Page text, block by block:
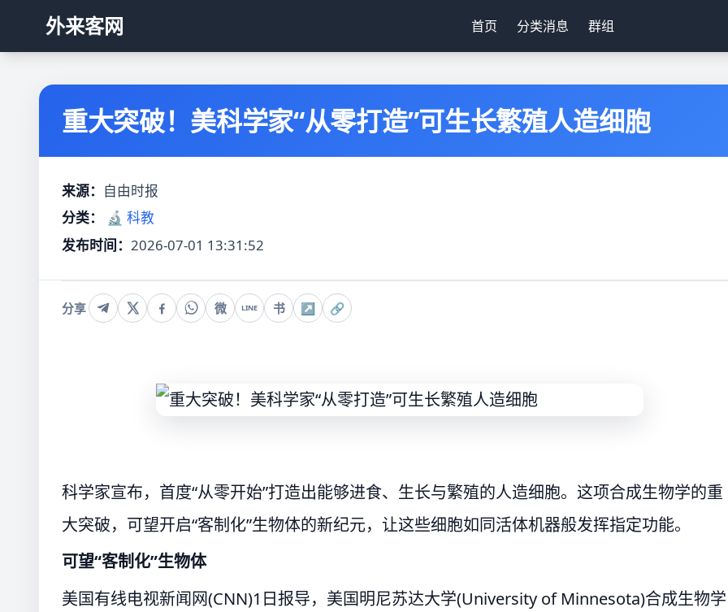
外来客网 首页 分类消息 群组
重大突破！美科学家“从零打造”可生长繁殖人造细胞
来源： 自由时报
分类：
🔬 科教
发布时间： 2026-07-01 13:31:52
分享 微 LINE 书 ↗ 🔗
科学家宣布，首度“从零开始”打造出能够进食、生长与繁殖的人造细胞。这项合成生物学的重
大突破，可望开启“客制化”生物体的新纪元，让这些细胞如同活体机器般发挥指定功能。
可望“客制化”生物体
美国有线电视新闻网(CNN)1日报导，美国明尼苏达大学(University of Minnesota)合成生物学